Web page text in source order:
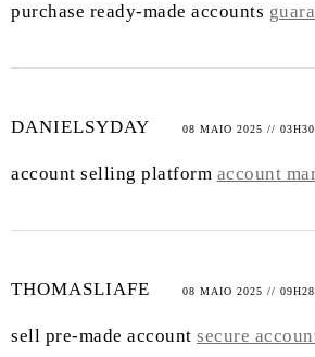
purchase ready-made accounts
DANIELSYDAY 08 MAIO 2025 // 03H30
account selling platform account
THOMASLIAFE 08 MAIO 2025 // 09H28
sell pre-made account secure